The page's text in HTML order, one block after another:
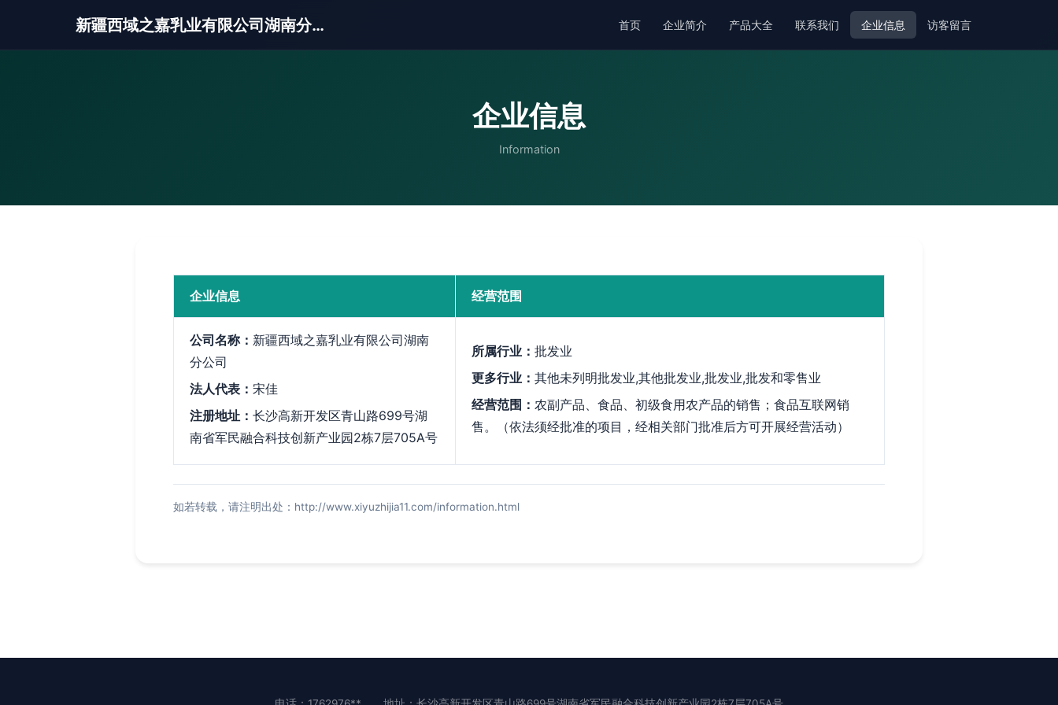
新疆西域之嘉乳业有限公司湖南分公司 首页 企业简介 产品大全 联系我们 企业信息 访客留言
企业信息
Information
企业信息 经营范围
公司名称： 新疆西域之嘉乳业有限公司湖南
分公司
法人代表： 宋佳
注册地址： 长沙高新开发区青山路699号湖
南省军民融合科技创新产业园2栋7层705A号
所属行业： 批发业
更多行业： 其他未列明批发业,其他批发业,批发业,批发和零售业
经营范围： 农副产品、食品、初级食用农产品的销售；食品互联网销
售。（依法须经批准的项目，经相关部门批准后方可开展经营活动）
如若转载，请注明出处：http://www.xiyuzhijia11.com/information.html